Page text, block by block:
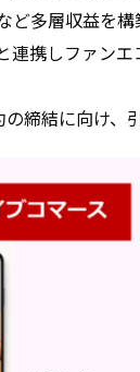
ど多層収益を構
連携しファンエ
締結に向け、